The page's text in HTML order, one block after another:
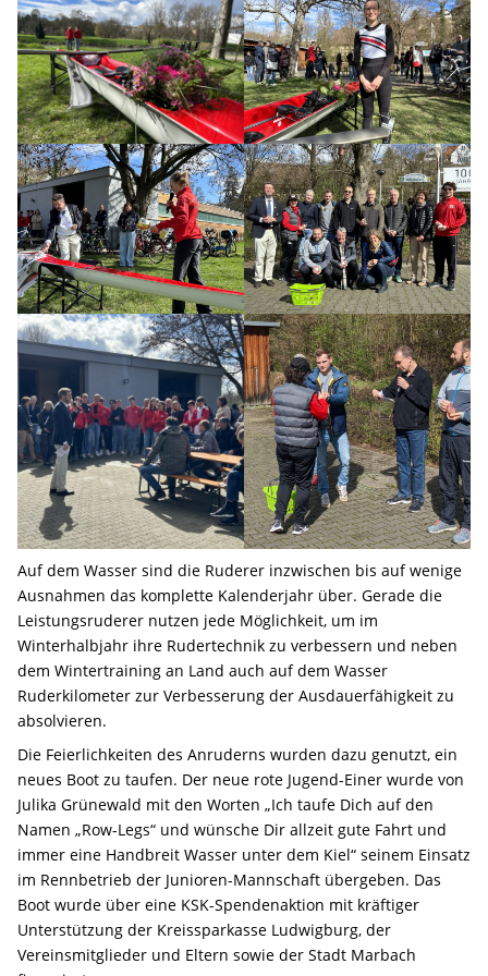
Auf dem Wasser sind die Ruderer inzwischen bis auf wenige
Ausnahmen das komplette Kalenderjahr über. Gerade die
Leistungsruderer nutzen jede Möglichkeit, um im
Winterhalbjahr ihre Rudertechnik zu verbessern und neben
dem Wintertraining an Land auch auf dem Wasser
Ruderkilometer zur Verbesserung der Ausdauerfähigkeit zu
absolvieren.
Die Feierlichkeiten des Anruderns wurden dazu genutzt, ein
neues Boot zu taufen. Der neue rote Jugend-Einer wurde von
Julika Grünewald mit den Worten „Ich taufe Dich auf den
Namen „Row-Legs“ und wünsche Dir allzeit gute Fahrt und
immer eine Handbreit Wasser unter dem Kiel“ seinem Einsatz
im Rennbetrieb der Junioren-Mannschaft übergeben. Das
Boot wurde über eine KSK-Spendenaktion mit kräftiger
Unterstützung der Kreissparkasse Ludwigburg, der
Vereinsmitglieder und Eltern sowie der Stadt Marbach